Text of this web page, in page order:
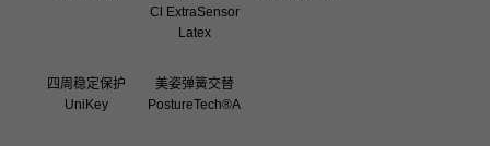
Cl ExtraSensor
Latex
四周稳定保护
UniKey
美姿弹簧交替
PostureTech®A